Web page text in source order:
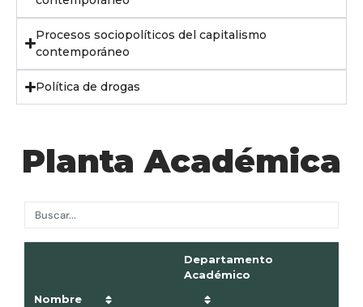
Procesos sociopolíticos del capitalismo
contemporáneo
Política de drogas
Planta Académica
Nombre
Departamento
Académico